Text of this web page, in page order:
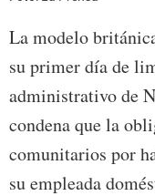
La modelo
su primer día de
administrativo de
condena que la
comunitarios por
su empleada